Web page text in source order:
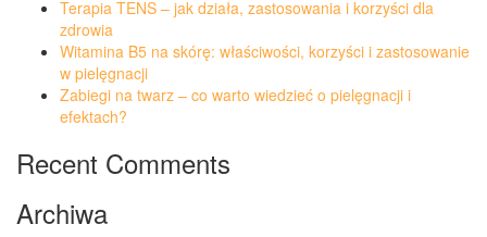
Terapia TENS – jak działa, zastosowania i korzyści dla
zdrowia
Witamina B5 na skórę: właściwości, korzyści i zastosowanie
w pielęgnacji
Zabiegi na twarz – co warto wiedzieć o pielęgnacji i
efektach?
Recent Comments
Archiwa